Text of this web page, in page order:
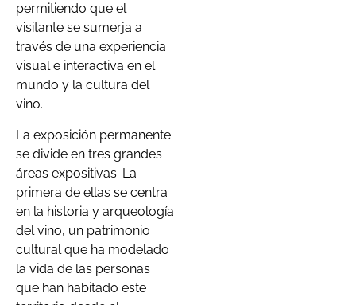
permitiendo que el
visitante se sumerja a
través de una experiencia
visual e interactiva en el
mundo y la cultura del
vino.
La exposición permanente
se divide en tres grandes
áreas expositivas. La
primera de ellas se centra
en la historia y arqueología
del vino, un patrimonio
cultural que ha modelado
la vida de las personas
que han habitado este